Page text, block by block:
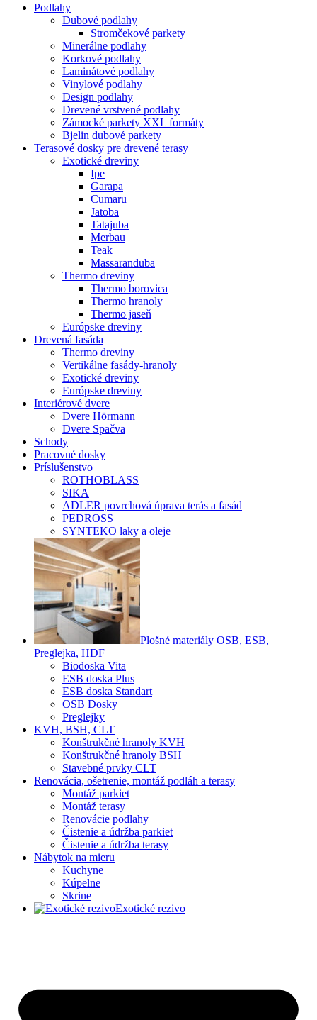
Podlahy
Dubové podlahy
Stromčekové parkety
Minerálne podlahy
Korkové podlahy
Laminátové podlahy
Vinylové podlahy
Design podlahy
Drevené vrstvené podlahy
Zámocké parkety XXL formáty
Bjelin dubové parkety
Terasové dosky pre drevené terasy
Exotické dreviny
Ipe
Garapa
Cumaru
Jatoba
Tatajuba
Merbau
Teak
Massaranduba
Thermo dreviny
Thermo borovica
Thermo hranoly
Thermo jaseň
Európske dreviny
Drevená fasáda
Thermo dreviny
Vertikálne fasády-hranoly
Exotické dreviny
Európske dreviny
Interiérové dvere
Dvere Hörmann
Dvere Spačva
Schody
Pracovné dosky
Príslušenstvo
ROTHOBLASS
SIKA
ADLER povrchová úprava terás a fasád
PEDROSS
SYNTEKO laky a oleje
Plošné materiály OSB, ESB,
Preglejka, HDF
Biodoska Vita
ESB doska Plus
ESB doska Standart
OSB Dosky
Preglejky
KVH, BSH, CLT
Konštrukčné hranoly KVH
Konštrukčné hranoly BSH
Stavebné prvky CLT
Renovácia, ošetrenie, montáž podláh a terasy
Montáž parkiet
Montáž terasy
Renovácie podlahy
Čistenie a údržba parkiet
Čistenie a údržba terasy
Nábytok na mieru
Kuchyne
Kúpelne
Skrine
Exotické rezivo